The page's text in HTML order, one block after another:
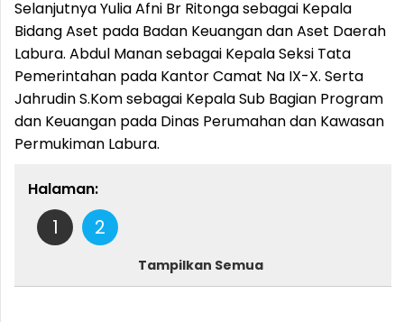
Selanjutnya Yulia Afni Br Ritonga sebagai Kepala
Bidang Aset pada Badan Keuangan dan Aset Daerah
Labura. Abdul Manan sebagai Kepala Seksi Tata
Pemerintahan pada Kantor Camat Na IX-X. Serta
Jahrudin S.Kom sebagai Kepala Sub Bagian Program
dan Keuangan pada Dinas Perumahan dan Kawasan
Permukiman Labura.
Halaman:
1 2
Tampilkan Semua